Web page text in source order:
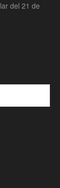
del 21 de